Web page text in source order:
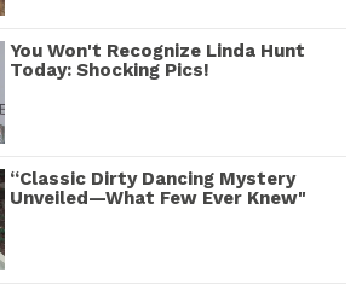
You Won't Recognize Linda Hunt
Today: Shocking Pics!
“Classic Dirty Dancing Mystery
Unveiled—What Few Ever Knew"